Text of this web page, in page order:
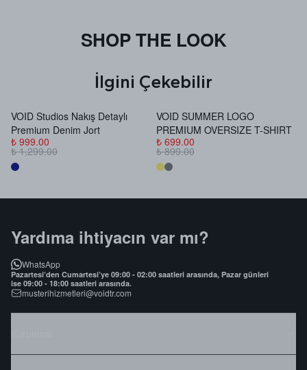
SHOP THE LOOK
İlgini Çekebilir
VOID Studios Nakış Detaylı
Premium Denim Jort
₺ 999.00
₺ 1,299.00
VOID SUMMER LOGO
PREMIUM OVERSIZE T-SHIRT
₺ 699.00
₺ 899.00
Yardıma ihtiyacın var mı?
WhatsApp
Pazartesi’den Cumartesi’ye 09:00 - 02:00 saatleri arasında, Pazar günleri
ise 09:00 - 18:00 saatleri arasında.
musterihizmetleri@voidtr.com